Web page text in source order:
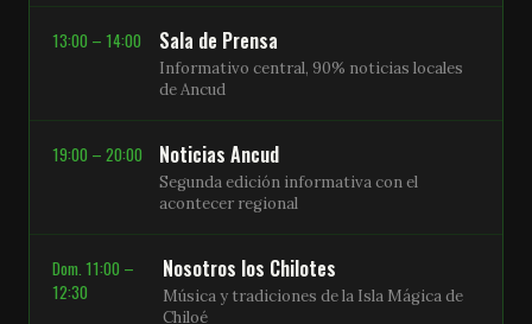
13:00 – 14:00 Sala de Prensa
Informativo central, 90% noticias locales
de Ancud
19:00 – 20:00 Noticias Ancud
Segunda edición informativa con el
acontecer regional
Dom. 11:00 –
12:30
Nosotros los Chilotes
Música y tradiciones de la Isla Mágica de
Chiloé